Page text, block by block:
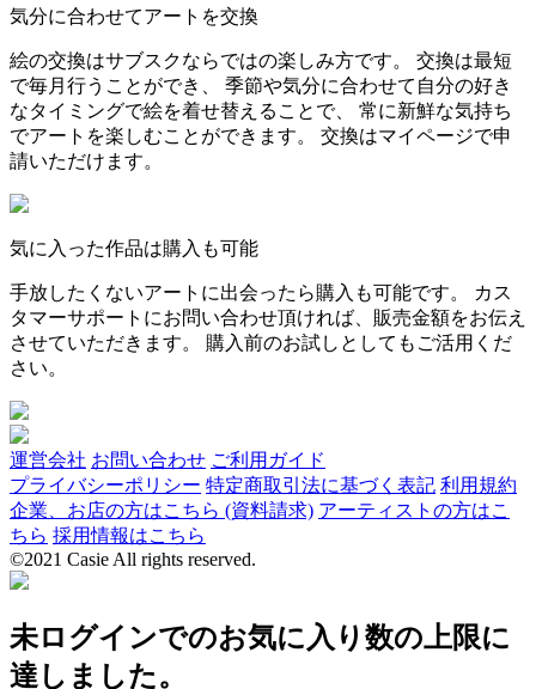
気分に合わせてアートを交換
絵の交換はサブスクならではの楽しみ方です。 交換は最短
で毎月行うことができ、 季節や気分に合わせて自分の好き
なタイミングで絵を着せ替えることで、 常に新鮮な気持ち
でアートを楽しむことができます。 交換はマイページで申
請いただけます。
気に入った作品は購入も可能
手放したくないアートに出会ったら購入も可能です。 カス
タマーサポートにお問い合わせ頂ければ、販売金額をお伝え
させていただきます。 購入前のお試しとしてもご活用くだ
さい。
運営会社 お問い合わせ ご利用ガイド
プライバシーポリシー 特定商取引法に基づく表記 利用規約
企業、お店の方はこちら (資料請求) アーティストの方はこ
ちら 採用情報はこちら
©2021 Casie All rights reserved.
未ログインでのお気に入り数の上限に
達しました。